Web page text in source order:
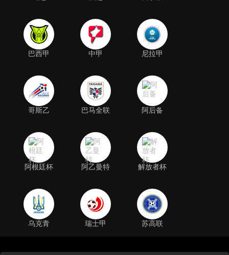
巴西甲 中甲 尼拉甲
哥斯乙 巴马全联 阿后备
阿根廷杯 阿乙曼特 解放者杯
乌克青 瑞士甲 苏高联